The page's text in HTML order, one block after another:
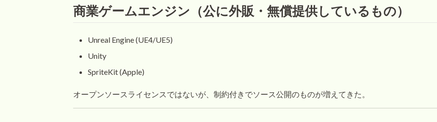
商業ゲームエンジン（公に外販・無償提供しているもの）
Unreal Engine (UE4/UE5)
Unity
SpriteKit (Apple)
オープンソースライセンスではないが、制約付きでソース公開のものが増えてきた。